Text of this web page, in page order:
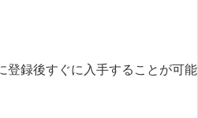
登録後すぐに入手することが可能